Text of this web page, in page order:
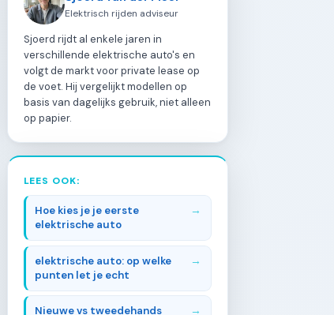
Elektrisch rijden adviseur
Sjoerd rijdt al enkele jaren in
verschillende elektrische auto's en
volgt de markt voor private lease op
de voet. Hij vergelijkt modellen op
basis van dagelijks gebruik, niet alleen
op papier.
LEES OOK:
Hoe kies je je eerste
elektrische auto
elektrische auto: op welke
punten let je echt
Nieuwe vs tweedehands